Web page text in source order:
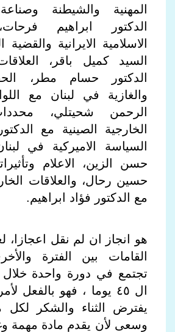
المهنية والشيطنة
الدكتور ابراهيم
الاسلامية الايرانية
السيد كميل باقر،
الدكتور حسام مطر،
والغازية في لبنان مع
الرحمن شحيتلي،
الخارجية الصينية مع
السياسة الاميركية في
حسن الزين، الاعلام
حسين رحال، والعلاقات
مع الدكتور فؤاد ابراهيم.
هو انجاز ان لم نقل اعجازا،
القامات بين الفترة
تجتمع في دورة واحدة خلال
ال ٤٥ يوما ، فهو بالفعل
يفترض الثناء والشكر
وسعى لأن يقدم مادة مهمة